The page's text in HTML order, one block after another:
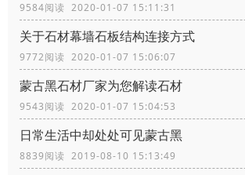
9584阅读 2020-01-07 15:11:31
关于石材幕墙石板结构连接方式
9772阅读 2020-01-07 15:06:07
蒙古黑石材厂家为您解读石材
9543阅读 2020-01-07 15:04:53
日常生活中却处处可见蒙古黑
8839阅读 2019-08-10 15:13:49